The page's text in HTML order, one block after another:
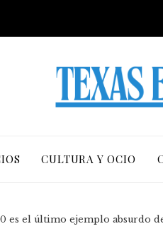
CULTURA Y OCIO
es el último ejemplo absurdo